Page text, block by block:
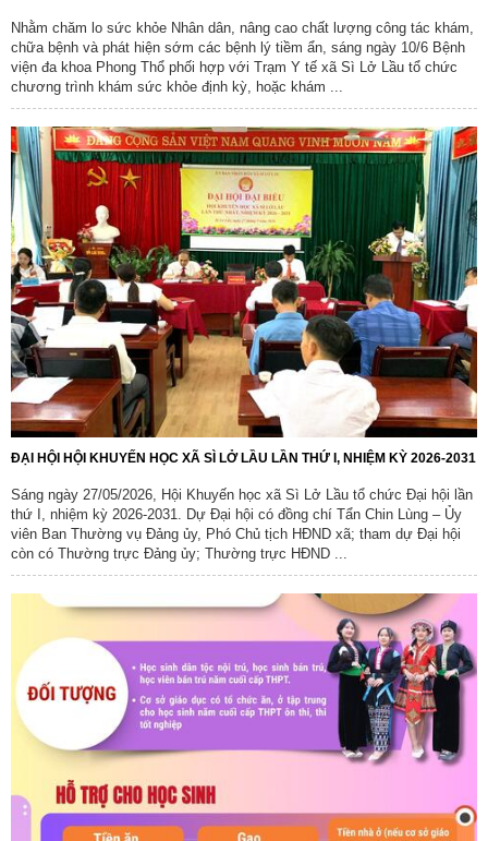
Nhằm chăm lo sức khỏe Nhân dân, nâng cao chất lượng công tác khám,
chữa bệnh và phát hiện sớm các bệnh lý tiềm ẩn, sáng ngày 10/6 Bệnh
viện đa khoa Phong Thổ phối hợp với Trạm Y tế xã Sì Lở Lầu tổ chức
chương trình khám sức khỏe định kỳ, hoặc khám ...
ĐẠI HỘI HỘI KHUYẾN HỌC XÃ SÌ LỞ LẦU LẦN THỨ I, NHIỆM KỲ 2026-2031
Sáng ngày 27/05/2026, Hội Khuyến học xã Sì Lở Lầu tổ chức Đại hội lần
thứ I, nhiệm kỳ 2026-2031. Dự Đại hội có đồng chí Tẩn Chin Lùng – Ủy
viên Ban Thường vụ Đảng ủy, Phó Chủ tịch HĐND xã; tham dự Đại hội
còn có Thường trực Đảng ủy; Thường trực HĐND ...